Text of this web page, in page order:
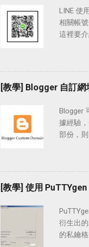
LINE 使
相關帳
這裡要
時需要
我們會
LINE
站：各
https://
在「設
料】，
版」
日每人
[教學] Blogger 自訂網
Blogger
據經驗
部份，
權認證
」、「
層網域
增自訂
使用裸
可以右
頁面中
[教學] 使用
衍生出
的私鑰